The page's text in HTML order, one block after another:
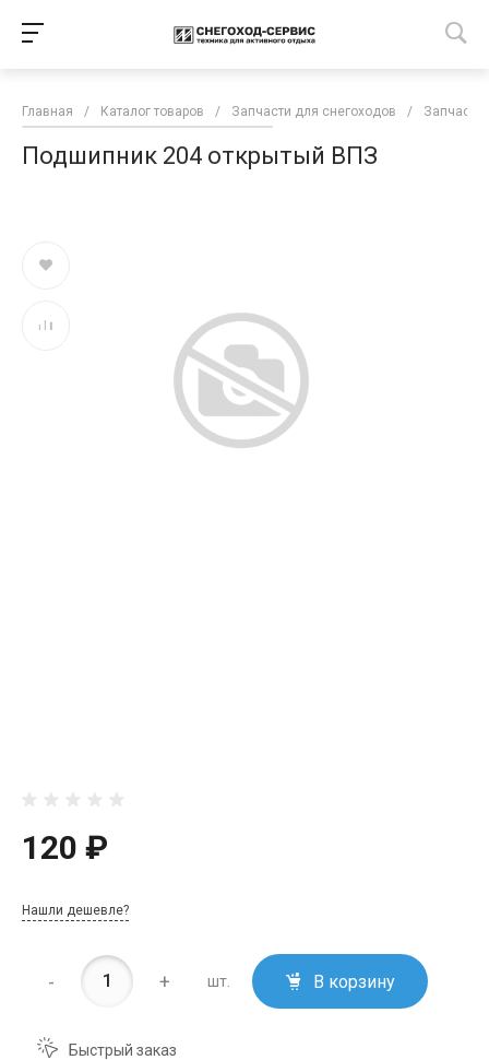
Главная / Каталог товаров / Запчасти для снегоходов / Запчасти
Подшипник 204 открытый ВПЗ
120 ₽
Нашли дешевле?
- + шт. В корзину
Быстрый заказ